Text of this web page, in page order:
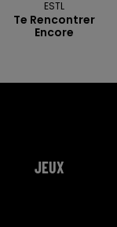
ESTL
Te Rencontrer
Encore
JEUX